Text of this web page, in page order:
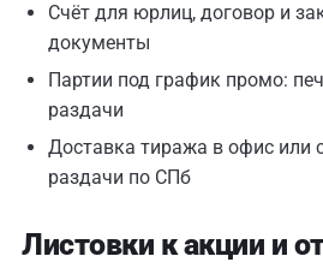
Счёт для юрлиц, договор и
документы
Партии под график промо:
раздачи
Доставка тиража в офис или
раздачи по СПб
Листовки к акции и